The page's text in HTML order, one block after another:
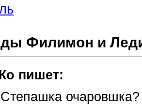
Филимон и
пишет: